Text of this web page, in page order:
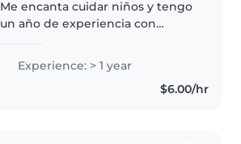
Me encanta cuidar niños y tengo
un año de experiencia con
paciente. Me gusta que os niños
aprendran de formas divertidas
Experience: > 1 year
$6.00/hr